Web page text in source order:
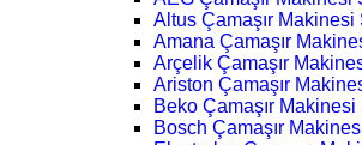
Altus Çamaşır Makinesi
Amana Çamaşır
Arçelik Çamaşır
Ariston Çamaşır
Beko Çamaşır Makinesi
Bosch Çamaşır